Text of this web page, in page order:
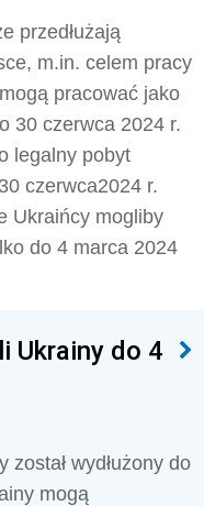
przedłużają
m.in. celem pracy
pracować jako
30 czerwca 2024 r.
legalny pobyt
czerwca2024 r.
Ukraińcy mogliby
do 4 marca 2024
Ukrainy do 4
wydłużony do
mogą